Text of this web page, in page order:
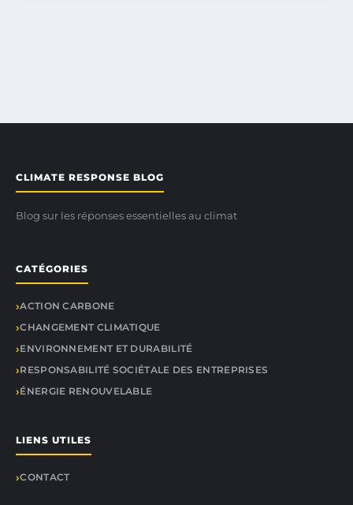
CLIMATE RESPONSE BLOG
Blog sur les réponses essentielles au climat
CATÉGORIES
ACTION CARBONE
CHANGEMENT CLIMATIQUE
ENVIRONNEMENT ET DURABILITÉ
RESPONSABILITÉ SOCIÉTALE DES ENTREPRISES
ÉNERGIE RENOUVELABLE
LIENS UTILES
CONTACT